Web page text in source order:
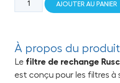
AJOUTER AU PANIER
À propos du produit
Le filtre de rechange
est conçu pour les filtres à